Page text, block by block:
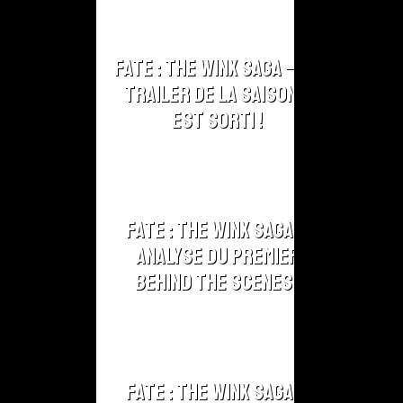
Fate : The Winx Saga – Le
Trailer de la Saison 2
est sorti !
Fate : The Winx Saga –
Analyse du Premier
Behind The Scenes !
Fate : The Winx Saga –